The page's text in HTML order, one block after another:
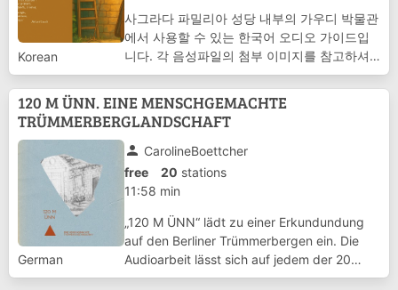
Korean
사그라다 파밀리아 성당 내부의 가우디 박물관
에서 사용할 수 있는 한국어 오디오 가이드입
니다. 각 음성파일의 첨부 이미지를 참고하셔
서, 해당 전시물에 대한 설명을 청취하시면 됩
니다. 불편사항 신고 및 기타 문의는 010-
7199-1484 로 카카오톡 추가 후 연락주시기
바랍니다.
120 M ÜNN. EINE MENSCHGEMACHTE
TRÜMMERBERGLANDSCHAFT
German
person CarolineBoettcher
free
20 stations
11:58 min
„120 M ÜNN“ lädt zu einer Erkundundung
auf den Berliner Trümmerbergen ein. Die
Audioarbeit lässt sich auf jedem der 20
Bergplateaus anhören und ist an keinen